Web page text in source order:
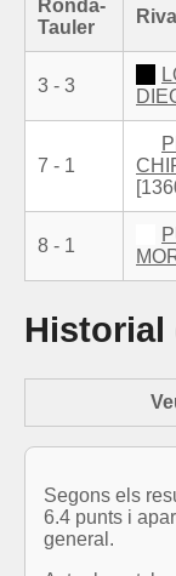
Ronda-
Tauler
Rival
3 - 3
7 - 1
8 - 1
Historial
Segons els
6.4 punts i
general.